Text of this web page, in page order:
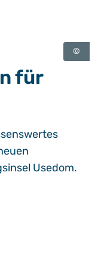
©
für
Usedom.